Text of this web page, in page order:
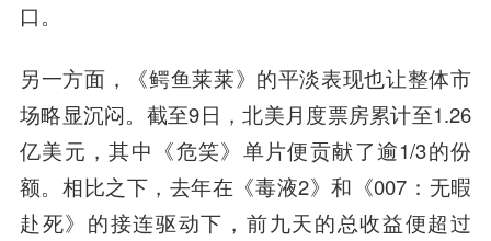
口。
另一方面，《鳄鱼莱莱》的平淡表现也让整体市
场略显沉闷。截至9日，北美月度票房累计至1.26
亿美元，其中《危笑》单片便贡献了逾1/3的份
额。相比之下，去年在《毒液2》和《007：无暇
赴死》的接连驱动下，前九天的总收益便超过